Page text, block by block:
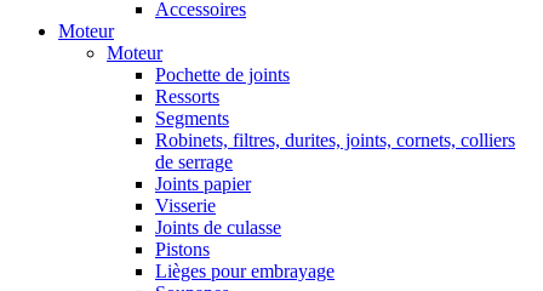
Accessoires
Moteur
Moteur
Pochette de joints
Ressorts
Segments
Robinets, filtres, durites, joints, cornets, colliers
de serrage
Joints papier
Visserie
Joints de culasse
Pistons
Lièges pour embrayage